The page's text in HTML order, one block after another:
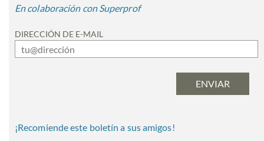
En colaboración con Superprof
DIRECCIÓN DE E-MAIL
¡Recomiende este boletín a sus amigos!